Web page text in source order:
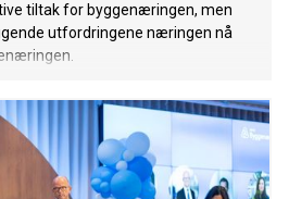
tiltak for byggenæringen, men
utfordringene næringen nå